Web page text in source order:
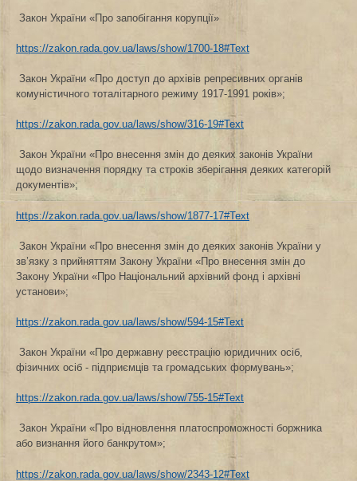
Закон України «Про запобігання корупції»
https://zakon.rada.gov.ua/laws/show/1700-18#Text
Закон України «Про доступ до архівів репресивних органів
комуністичного тоталітарного режиму 1917-1991 років»;
https://zakon.rada.gov.ua/laws/show/316-19#Text
Закон України «Про внесення змін до деяких законів України
щодо визначення порядку та строків зберігання деяких категорій
документів»;
https://zakon.rada.gov.ua/laws/show/1877-17#Text
Закон України «Про внесення змін до деяких законів України у
зв’язку з прийняттям Закону України «Про внесення змін до
Закону України «Про Національний архівний фонд і архівні
установи»;
https://zakon.rada.gov.ua/laws/show/594-15#Text
Закон України «Про державну реєстрацію юридичних осіб,
фізичних осіб - підприємців та громадських формувань»;
https://zakon.rada.gov.ua/laws/show/755-15#Text
Закон України «Про відновлення платоспроможності боржника
або визнання його банкрутом»;
https://zakon.rada.gov.ua/laws/show/2343-12#Text